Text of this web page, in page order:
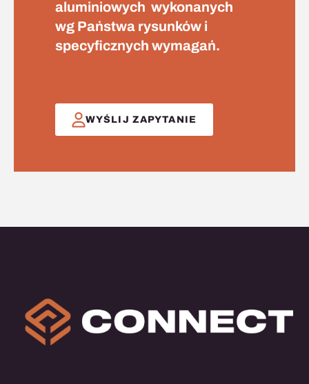
aluminiowych wykonanych
wg Państwa rysunków i
specyficznych wymagań.
WYŚLIJ ZAPYTANIE